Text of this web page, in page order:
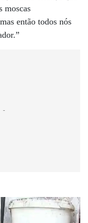
moscas
então todos nós